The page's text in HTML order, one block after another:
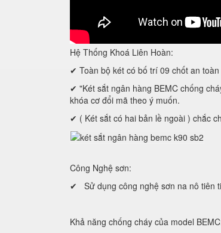
Hệ Thống Khoá Liên Hoàn:
✔ Toàn bộ két có bố trí 09 chốt an
✔ "Két sắt ngân hàng BEMC chống
khóa cơ đổi mã theo ý muốn.
✔ ( Két sắt có hai bản lề ngoài ) chắc
Công Nghệ sơn:
✔ Sử dụng công nghệ sơn na nô tiên
Khả năng chống cháy của model